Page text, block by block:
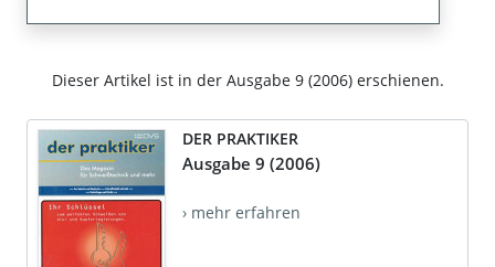
Dieser Artikel ist in der Ausgabe 9 (2006) erschienen.
DER PRAKTIKER
Ausgabe 9 (2006)
› mehr erfahren